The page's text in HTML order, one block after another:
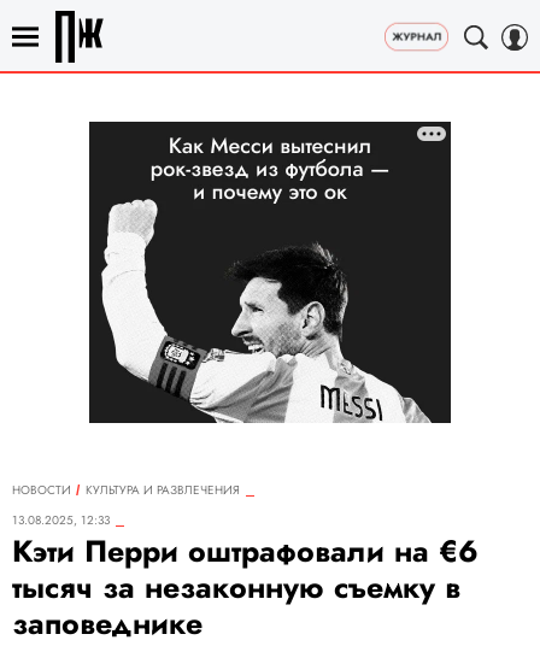
НОВОСТИ
КУЛЬТУРА И РАЗВЛЕЧЕНИЯ
13.08.2025, 12:33
Кэти Перри оштрафовали на €6
тысяч за незаконную съемку в
заповеднике